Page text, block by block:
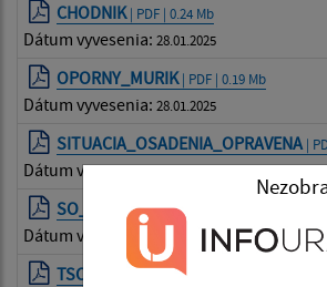
CHODNIK| PDF | 0.24 Mb
Dátum vyvesenia: 28.01.2025
OPORNY_MURIK| PDF | 0.19 Mb
Dátum vyvesenia: 28.01.2025
SITUACIA_OSADENIA_OPRAVENA |
Dátum vyvesenia:28.01.2025
SO_02___DETSKE_IHRISKO
Dátum vyvesenia: 28.01.2025
TSCELKOVA | PDF | 0.22 Mb